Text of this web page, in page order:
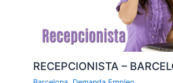
RECEPCIONISTA –